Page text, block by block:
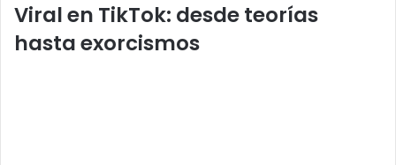
Viral en TikTok: desde teorías
hasta exorcismos